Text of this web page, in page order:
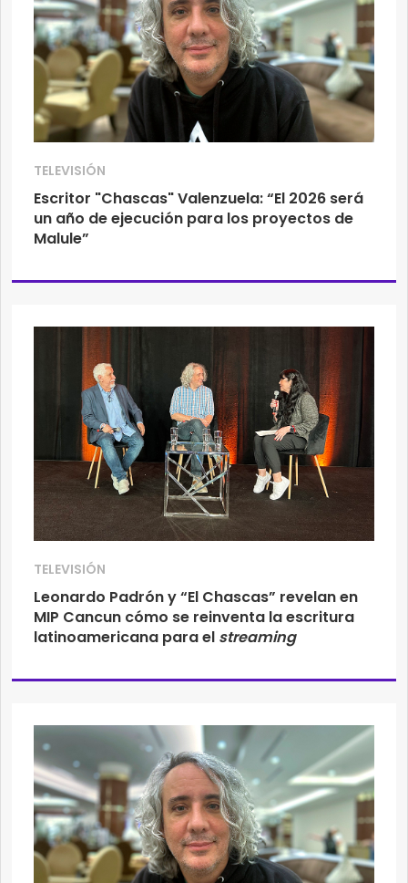
TELEVISIÓN
Escritor "Chascas" Valenzuela: “El 2026 será
un año de ejecución para los proyectos de
Malule”
TELEVISIÓN
Leonardo Padrón y “El Chascas” revelan en
MIP Cancun cómo se reinventa la escritura
latinoamericana para el streaming